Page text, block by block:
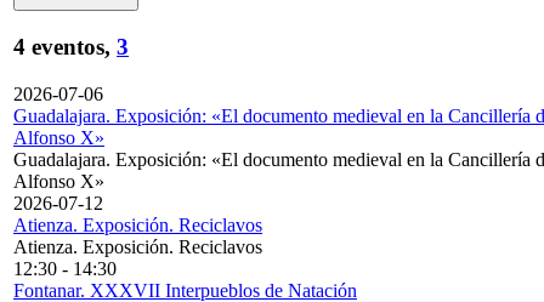
4 eventos, 3
2026-07-06
Guadalajara. Exposición: «El documento medieval en la Cancillería
Alfonso X»
Guadalajara. Exposición: «El documento medieval en la Cancillería
Alfonso X»
2026-07-12
Atienza. Exposición. Reciclavos
Atienza. Exposición. Reciclavos
12:30 - 14:30
Fontanar. XXXVII Interpueblos de Natación